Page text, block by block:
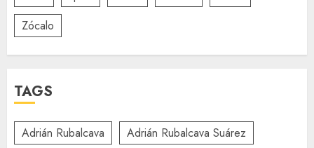
Zócalo
TAGS
Adrián Rubalcava
Adrián Rubalcava Suárez